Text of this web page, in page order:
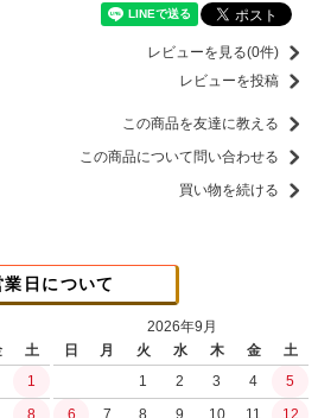
レビューを見る(0件)
レビューを投稿
この商品を友達に教える
この商品について問い合わせる
買い物を続ける
業日について
土
1
8
2026年9月
日
月 火 水 木 金
土
1
2 3 4
5
6
7 8 9 10 11
12